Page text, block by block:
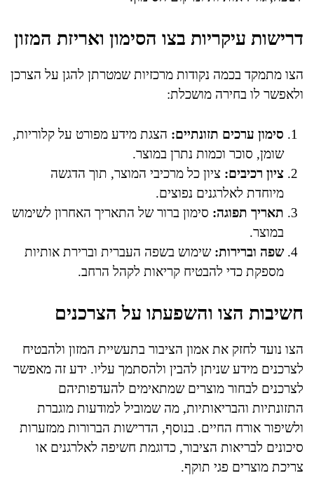
דרישות עיקריות בצו הסימון ואריזת המזון
הצו מתמקד בכמה נקודות מרכזיות שמטרתן להגן על הצרכן
ולאפשר לו בחירה מושכלת:
סימון ערכים תזונתיים: הצגת מידע מפורט על קלוריות,
שומן, סוכר וכמות נתרן במוצר.
ציון רכיבים: ציון כל מרכיבי המוצר, תוך הדגשה
מיוחדת לאלרגנים נפוצים.
תאריך תפוגה: סימון ברור של התאריך האחרון לשימוש
במוצר.
שפה וברירות: שימוש בשפה העברית וברירת אותיות
מספקת כדי להבטיח קריאות לקהל הרחב.
חשיבות הצו והשפעתו על הצרכנים
הצו נועד לחזק את אמון הציבור בתעשיית המזון ולהבטיח
לצרכנים מידע שניתן להבין ולהסתמך עליו. ידע זה מאפשר
לצרכנים לבחור מוצרים שמתאימים להעדפותיהם
התזונתיות והבריאותיות, מה שמוביל למודעות מוגברת
ולשיפור אורח החיים. בנוסף, הדרישות הברורות ממזערות
סיכונים לבריאות הציבור, כדוגמת חשיפה לאלרגנים או
צריכת מוצרים פגי תוקף.